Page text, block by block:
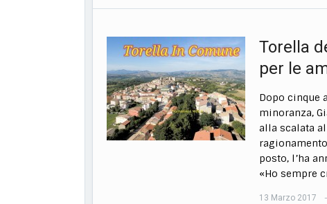
Torella
per le
Dopo cinque
minoranza,
alla scalata
posto, l’ha
«Ho sempre
13 Marzo 2017